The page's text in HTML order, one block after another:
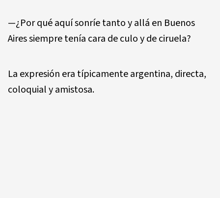
—¿Por qué aquí sonríe tanto y allá en Buenos
Aires siempre tenía cara de culo y de ciruela?
La expresión era típicamente argentina, directa,
coloquial y amistosa.